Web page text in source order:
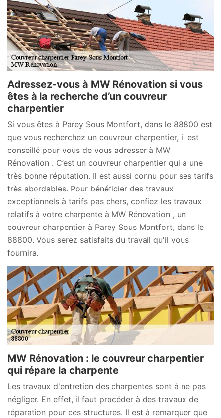
Adressez-vous à MW Rénovation si vous
êtes à la recherche d’un couvreur
charpentier
Si vous êtes à Parey Sous Montfort, dans le 88800 est
que vous recherchez un couvreur charpentier, il est
conseillé pour vous de vous adresser à MW
Rénovation . C’est un couvreur charpentier qui a une
très bonne réputation. Il est aussi connu pour ses tarifs
très abordables. Pour bénéficier des travaux
exceptionnels à tarifs pas chers, confiez les travaux
relatifs à votre charpente à MW Rénovation , un
couvreur charpentier à Parey Sous Montfort, dans le
88800. Vous serez satisfaits du travail qu'il vous
fournira.
MW Rénovation : le couvreur charpentier
qui répare la charpente
Les travaux d'entretien des charpentes sont à ne pas
négliger. En effet, il faut procéder à des travaux de
réparation pour ces structures. Il est à remarquer que